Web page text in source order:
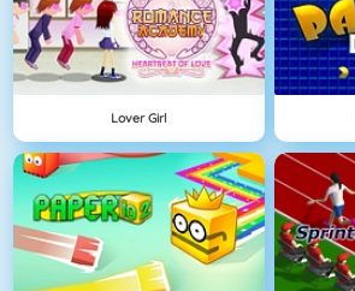
Lover Girl